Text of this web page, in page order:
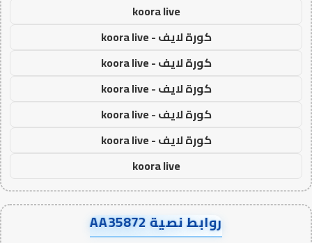
koora live
كورة لايف - koora live
كورة لايف - koora live
كورة لايف - koora live
كورة لايف - koora live
كورة لايف - koora live
koora live
روابط نصية AA35872